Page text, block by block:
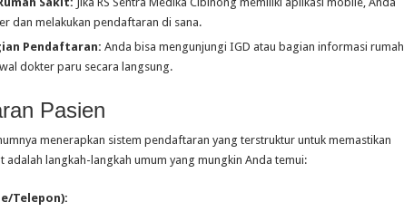
dan melakukan pendaftaran di sana.
Pendaftaran: Anda bisa mengunjungi IGD atau bagian informasi rumah
dokter paru secara langsung.
Pasien
menerapkan sistem pendaftaran yang terstruktur untuk memastikan
adalah langkah-langkah umum yang mungkin Anda temui:
Telepon):